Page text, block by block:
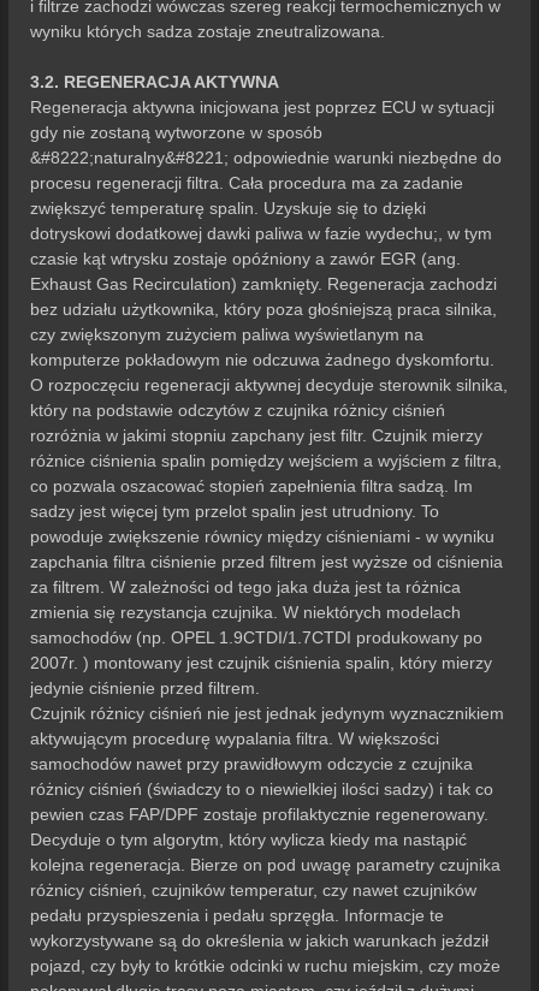
i filtrze zachodzi wówczas szereg reakcji termochemicznych w
wyniku których sadza zostaje zneutralizowana.
3.2. REGENERACJA AKTYWNA
Regeneracja aktywna inicjowana jest poprzez ECU w sytuacji
gdy nie zostaną wytworzone w sposób
&#8222;naturalny&#8221; odpowiednie warunki niezbędne do
procesu regeneracji filtra. Cała procedura ma za zadanie
zwiększyć temperaturę spalin. Uzyskuje się to dzięki
dotryskowi dodatkowej dawki paliwa w fazie wydechu;, w tym
czasie kąt wtrysku zostaje opóźniony a zawór EGR (ang.
Exhaust Gas Recirculation) zamknięty. Regeneracja zachodzi
bez udziału użytkownika, który poza głośniejszą praca silnika,
czy zwiększonym zużyciem paliwa wyświetlanym na
komputerze pokładowym nie odczuwa żadnego dyskomfortu.
O rozpoczęciu regeneracji aktywnej decyduje sterownik silnika,
który na podstawie odczytów z czujnika różnicy ciśnień
rozróżnia w jakimi stopniu zapchany jest filtr. Czujnik mierzy
różnice ciśnienia spalin pomiędzy wejściem a wyjściem z filtra,
co pozwala oszacować stopień zapełnienia filtra sadzą. Im
sadzy jest więcej tym przelot spalin jest utrudniony. To
powoduje zwiększenie równicy między ciśnieniami - w wyniku
zapchania filtra ciśnienie przed filtrem jest wyższe od ciśnienia
za filtrem. W zależności od tego jaka duża jest ta różnica
zmienia się rezystancja czujnika. W niektórych modelach
samochodów (np. OPEL 1.9CTDI/1.7CTDI produkowany po
2007r. ) montowany jest czujnik ciśnienia spalin, który mierzy
jedynie ciśnienie przed filtrem.
Czujnik różnicy ciśnień nie jest jednak jedynym wyznacznikiem
aktywującym procedurę wypalania filtra. W większości
samochodów nawet przy prawidłowym odczycie z czujnika
różnicy ciśnień (świadczy to o niewielkiej ilości sadzy) i tak co
pewien czas FAP/DPF zostaje profilaktycznie regenerowany.
Decyduje o tym algorytm, który wylicza kiedy ma nastąpić
kolejna regeneracja. Bierze on pod uwagę parametry czujnika
różnicy ciśnień, czujników temperatur, czy nawet czujników
pedału przyspieszenia i pedału sprzęgła. Informacje te
wykorzystywane są do określenia w jakich warunkach jeździł
pojazd, czy były to krótkie odcinki w ruchu miejskim, czy może